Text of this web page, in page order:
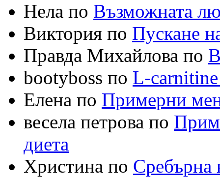
Нела по Възможната
Виктория по Пускане
Правда Михайлова по
bootyboss по L-
Елена по Примерни
весела петрова по
диета
Христина по Сребърна